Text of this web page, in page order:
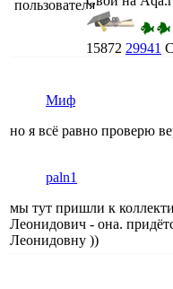
15872 29941
Миф
но я всё равно проверю
paln1
мы тут пришли к
Леонидович - она.
Леонидовну ))